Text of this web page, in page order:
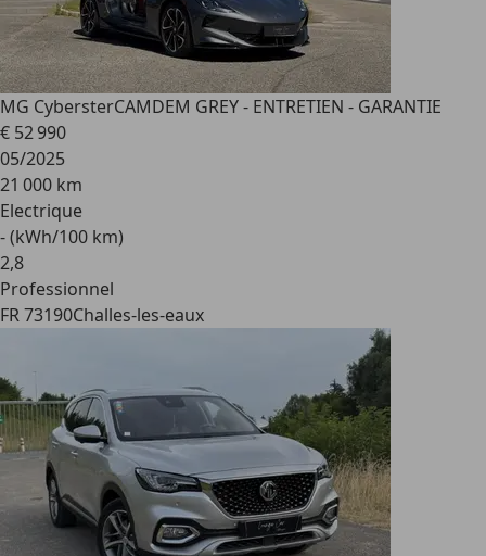
MG CybersterCAMDEM GREY - ENTRETIEN - GARANTIE
€ 52 990
05/2025
21 000 km
Electrique
- (kWh/100 km)
2,8
Professionnel
FR 73190Challes-les-eaux